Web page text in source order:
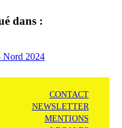
dans :
Nord 2024
CONTACT
NEWSLETTER
MENTIONS